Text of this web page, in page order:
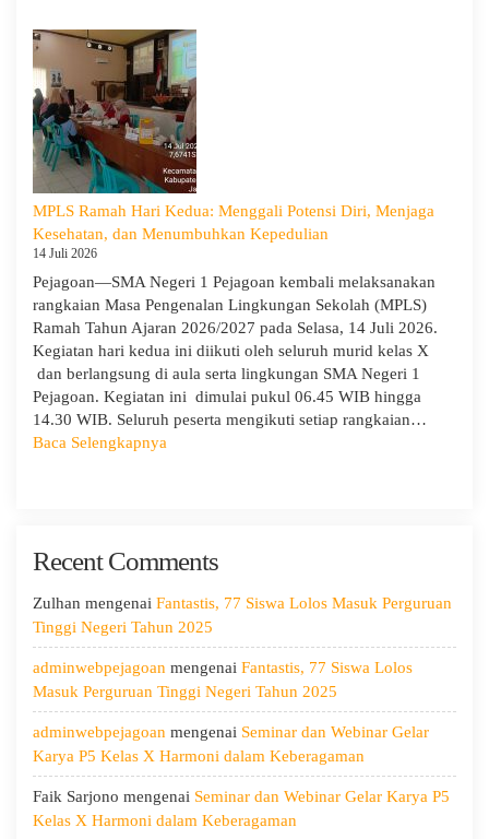
MPLS Ramah Hari Kedua: Menggali Potensi Diri, Menjaga
Kesehatan, dan Menumbuhkan Kepedulian
14 Juli 2026
Pejagoan—SMA Negeri 1 Pejagoan kembali melaksanakan
rangkaian Masa Pengenalan Lingkungan Sekolah (MPLS)
Ramah Tahun Ajaran 2026/2027 pada Selasa, 14 Juli 2026.
Kegiatan hari kedua ini diikuti oleh seluruh murid kelas X
dan berlangsung di aula serta lingkungan SMA Negeri 1
Pejagoan. Kegiatan ini dimulai pukul 06.45 WIB hingga
14.30 WIB. Seluruh peserta mengikuti setiap rangkaian…
Baca Selengkapnya
Menggali
Diri,
Menjaga
Kesehatan,
dan
Menumbuhkan
Kepedulian
Recent Comments
Zulhan mengenai Fantastis, 77 Siswa Lolos Masuk Perguruan
Tinggi Negeri Tahun 2025
adminwebpejagoan mengenai Fantastis, 77 Siswa Lolos
Masuk Perguruan Tinggi Negeri Tahun 2025
adminwebpejagoan mengenai Seminar dan Webinar Gelar
Karya P5 Kelas X Harmoni dalam Keberagaman
Faik Sarjono mengenai Seminar dan Webinar Gelar Karya P5
Kelas X Harmoni dalam Keberagaman